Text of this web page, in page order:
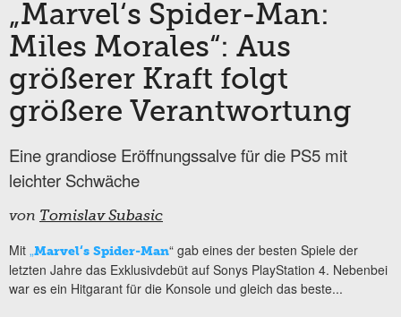
„Marvel‘s Spider-Man:
Miles Morales“: Aus
größerer Kraft folgt
größere Verantwortung
Eine grandiose Eröffnungssalve für die PS5 mit
leichter Schwäche
von Tomislav Subasic
Mit „Marvel‘s Spider-Man“ gab eines der besten Spiele der
letzten Jahre das Exklusivdebüt auf Sonys PlayStation 4. Nebenbei
war es ein Hitgarant für die Konsole und gleich das beste...